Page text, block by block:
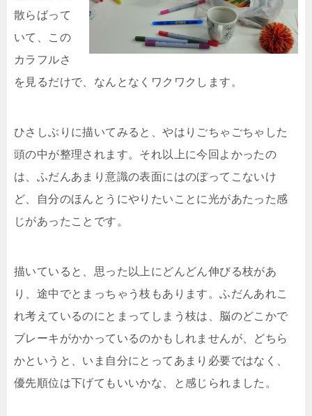
散らばって
いて、この
カラフルさ
を見るだけで、なんとなくワクワクします。
ひさしぶりに描いてみると、やはりごちゃごちゃした
頭の中が整理されます。それ以上に今回よかったの
は、ふだんあまり意識の表面にはのぼってこないけ
ど、自分のほんとうにやりたいことに光があたった感
じがあったことです。
描いていると、思った以上にどんどん伸びる枝があ
り、途中でとまっちゃう枝もあります。ふだんあれこ
れ考えているのにとまってしまう枝は、脳のどこかで
ブレーキがかかっているのかもしれませんが、どちら
かというと、いま自分にとってあまり必要ではなく、
優先順位は下げてもいいかな、と感じられました。